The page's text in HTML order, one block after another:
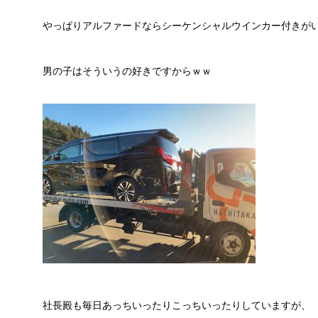
やっぱりアルファードならシーケンシャルウインカー付きが
男の子はそういうの好きですからｗｗ
社長殿も毎日あっちいったりこっちいったりしていますが、